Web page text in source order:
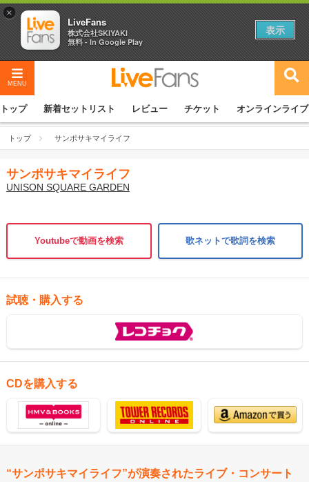
MENU
トップ 新着セットリスト レビュー チケット オンラインライブ
トップ サンポサキマイライフ
サンポサキマイライフ
UNISON SQUARE GARDEN
Youtubeで動画を検索 歌ネットで歌詞を検索
試聴・購入する
CDを購入する
“サンポサキマイライフ”が演奏されたライブ・コンサート
×
LiveFans
株式会社SKIYAKI
無料 - In Google Play
表示